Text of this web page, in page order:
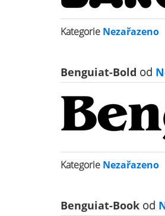
Kategorie Nezařazeno
Benguiat-Bold od
Kategorie Nezařazeno
Benguiat-Book od